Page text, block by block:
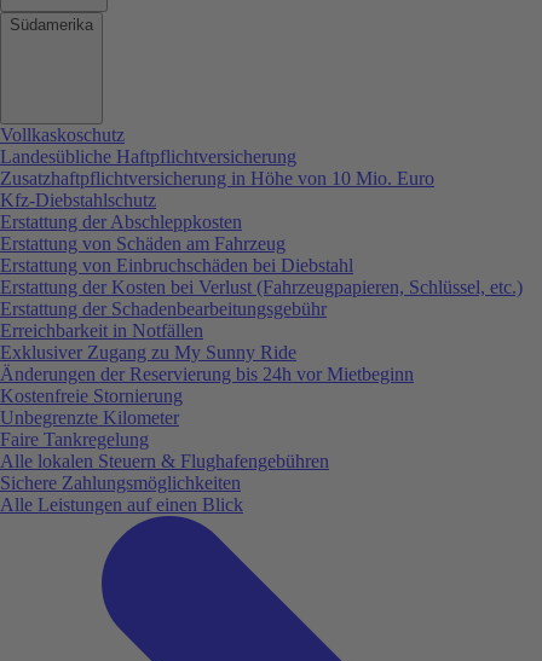
Südamerika
Vollkaskoschutz
Landesübliche Haftpflichtversicherung
Zusatzhaftpflichtversicherung in Höhe von 10 Mio. Euro
Kfz-Diebstahlschutz
Erstattung der Abschleppkosten
Erstattung von Schäden am Fahrzeug
Erstattung von Einbruchschäden bei Diebstahl
Erstattung der Kosten bei Verlust (Fahrzeugpapieren, Schlüssel, etc.)
Erstattung der Schadenbearbeitungsgebühr
Erreichbarkeit in Notfällen
Exklusiver Zugang zu My Sunny Ride
Änderungen der Reservierung bis 24h vor Mietbeginn
Kostenfreie Stornierung
Unbegrenzte Kilometer
Faire Tankregelung
Alle lokalen Steuern & Flughafengebühren
Sichere Zahlungsmöglichkeiten
Alle Leistungen auf einen Blick